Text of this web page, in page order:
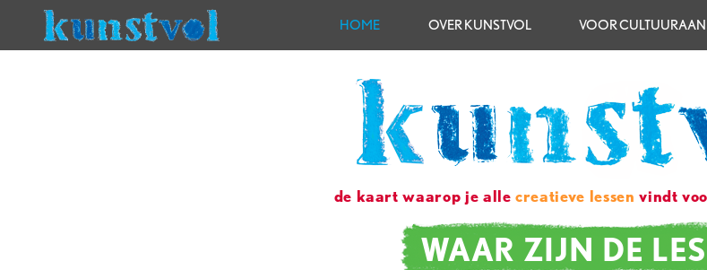
HOME OVER KUNSTVOL VOOR
de kaart waarop je allecreatieve lessen vindt
WAAR ZIJN DE